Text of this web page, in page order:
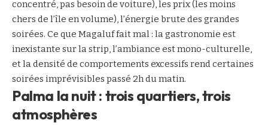
concentré, pas besoin de voiture), les prix (les moins
chers de l’île en volume), l’énergie brute des grandes
soirées. Ce que Magaluf fait mal : la gastronomie est
inexistante sur la strip, l’ambiance est mono-culturelle,
et la densité de comportements excessifs rend certaines
soirées imprévisibles passé 2h du matin.
Palma la nuit : trois quartiers, trois
atmosphères